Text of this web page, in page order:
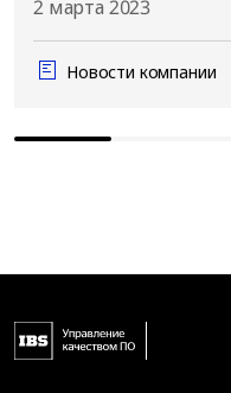
2 марта 2023
Новости компании